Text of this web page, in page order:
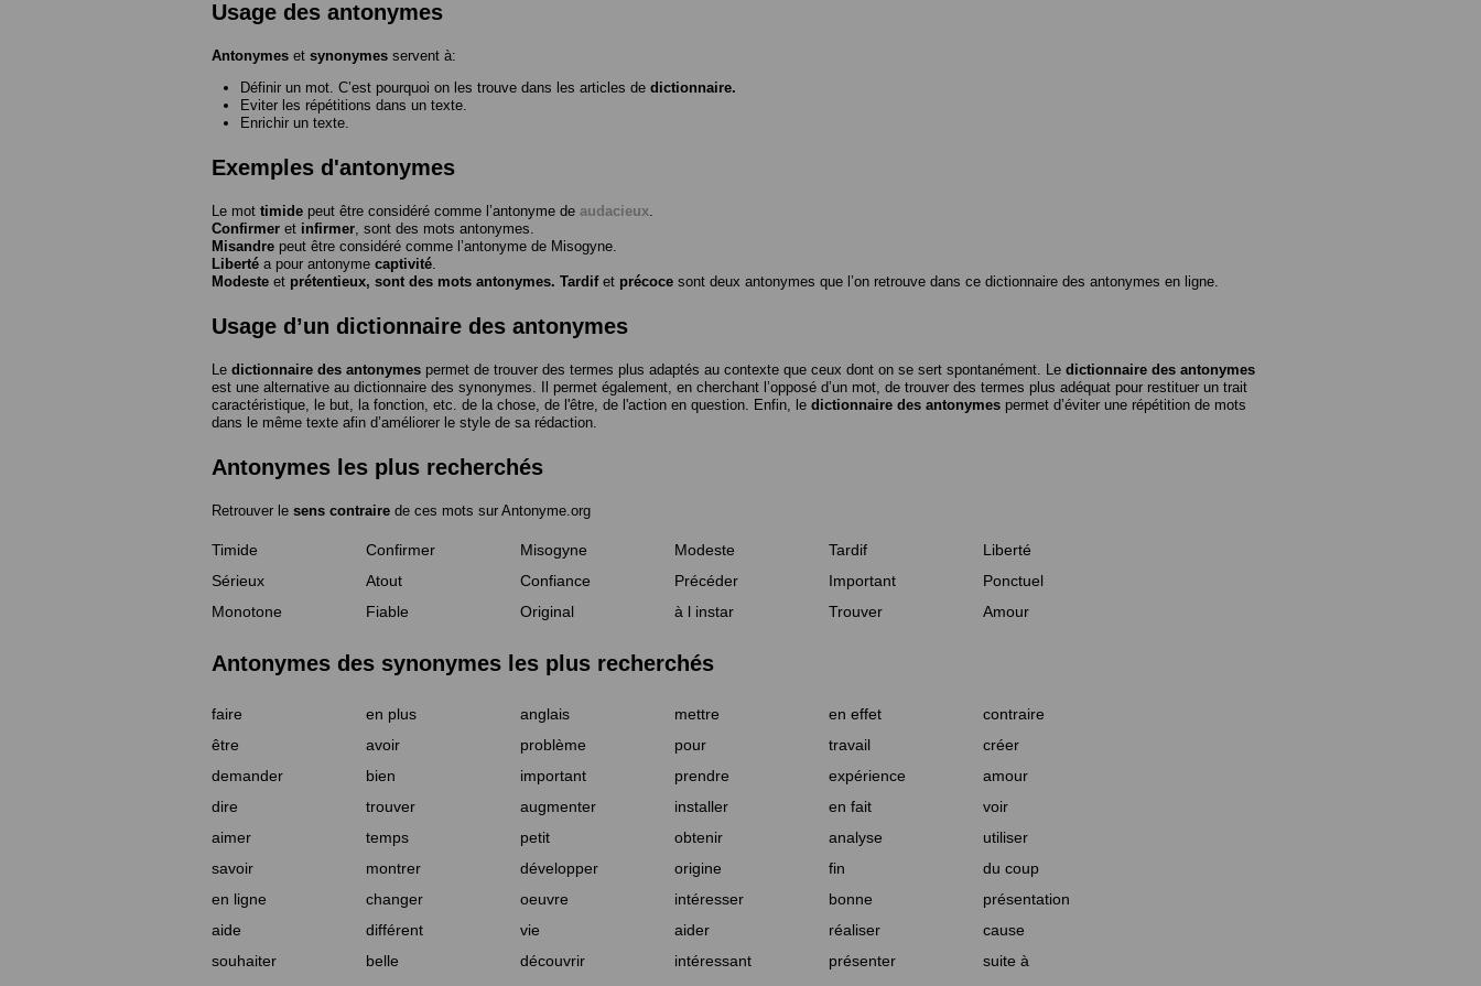
Usage des antonymes
Antonymes et synonymes servent à:
Définir un mot. C’est pourquoi on les trouve dans les articles de dictionnaire.
Eviter les répétitions dans un texte.
Enrichir un texte.
Exemples d'antonymes
Le mot timide peut être considéré comme l’antonyme de audacieux
Confirmer et infirmer , sont des mots antonymes.
Misandre peut être considéré comme l’antonyme de Misogyne
Liberté a pour antonyme captivité
Modeste et prétentieux, sont des mots antonymes. Tardifet précoce sont deux antonymes que l’on retrouve dans ce dictionnaire des antonymes en ligne.
Usage d’un dictionnaire des antonymes
Le dictionnaire des antonymes permet de trouver des termes plus adaptés au contexte que ceux dont on se sert spontanément. Le dictionnaire des antonymes
est une alternative au dictionnaire des synonymes. Il permet également, en cherchant l’opposé d’un mot, de trouver des termes plus adéquat pour restituer un trait
caractéristique, le but, la fonction, etc. de la chose, de l'être, de l'action en question. Enfin, le dictionnaire des antonymes permet d’éviter une répétition de mots
dans le même texte afin d’améliorer le style de sa rédaction.
Antonymes les plus recherchés
Retrouver le sens contraire de ces mots sur Antonyme.org
Timide Confirmer Misogyne Modeste Tardif
Liberté
Sérieux
Atout Confiance Précéder Important
Ponctuel
Monotone
Fiable Original à l instar Trouver Amour
Antonymes des synonymes les plus recherchés
faire en plus anglais mettre en effet
contraire
être
avoir problème pour travail
créer
demander
bien important prendre expérience
amour
dire
trouver augmenter installer en fait
voir
aimer
temps petit obtenir analyse
utiliser
savoir
montrer développer origine fin
du coup
en ligne
changer oeuvre intéresser bonne
présentation
aide
différent vie aider réaliser
cause
souhaiter
belle découvrir intéressant présenter
suite à